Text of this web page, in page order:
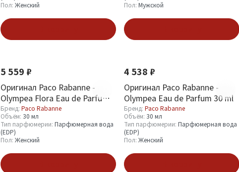
Пол: Женский
Пол: Мужской
5 559 ₽
Оригинал Paco Rabanne -
Olympea Flora Eau de Parfum
30 ml
Бренд: Paco Rabanne
Объём: 30 мл
Тип парфюмерии: Парфюмерная вода
(EDP)
Пол: Женский
4 538 ₽
Оригинал Paco Rabanne -
Olympea Eau de Parfum 30 ml
Бренд: Paco Rabanne
Объём: 30 мл
Тип парфюмерии: Парфюмерная вода
(EDP)
Пол: Женский